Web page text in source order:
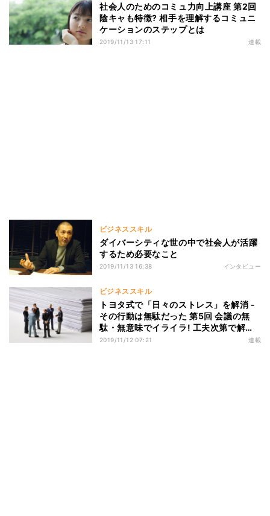
社会人のためのコミュ力向上講座 第2回
陰キャも特徴? 相手を理解するコミュニ
ケーションのステップとは
2019/11/13 17:11 連載
ビジネススキル
ダイバーシティな世の中で社会人が活躍
するため必要なこと
2019/11/13 16:38 インタビュー
ビジネススキル
トヨタ式で「日々のストレス」を解消 -
その行動は無駄だった 第5回 会議の無
駄・無意味でイライラ! 工夫次第で解消
できる?
2019/11/12 07:21 連載